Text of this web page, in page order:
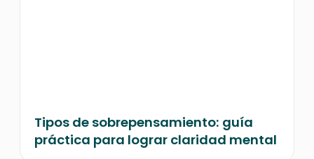
Tipos de sobrepensamiento: guía
práctica para lograr claridad mental